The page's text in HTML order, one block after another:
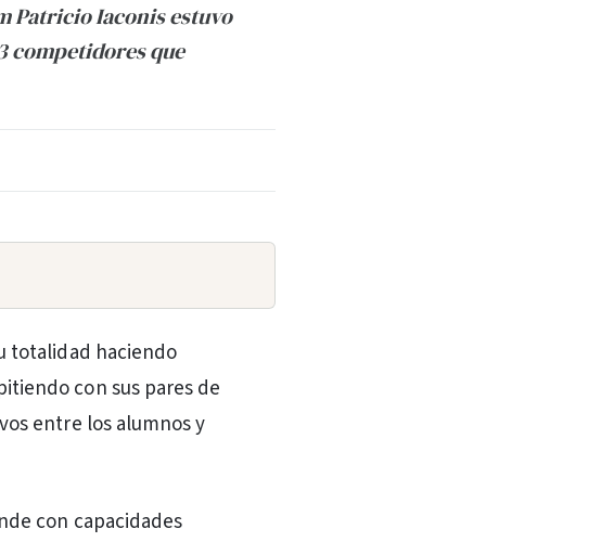
Patricio Iaconis estuvo
competidores que
totalidad haciendo
con sus pares de
entre los alumnos y
con capacidades